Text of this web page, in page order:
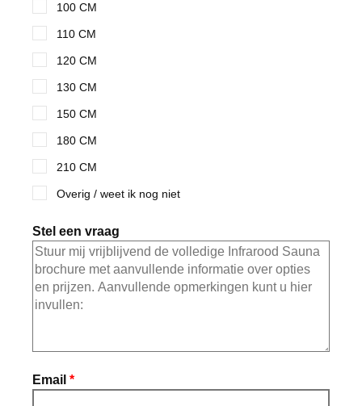
100 CM
110 CM
120 CM
130 CM
150 CM
180 CM
210 CM
Overig / weet ik nog niet
Stel een vraag
Email *